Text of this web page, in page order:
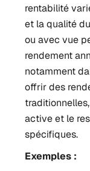
rentabilité
et la qualité
ou avec vue
rendement
notamment
offrir des
active et le
spécifiques.
Exemples :